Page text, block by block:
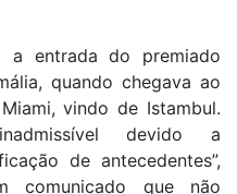
a entrada do premiado
quando chegava ao
vindo de Istambul.
devido a
de antecedentes”,
comunicado que não